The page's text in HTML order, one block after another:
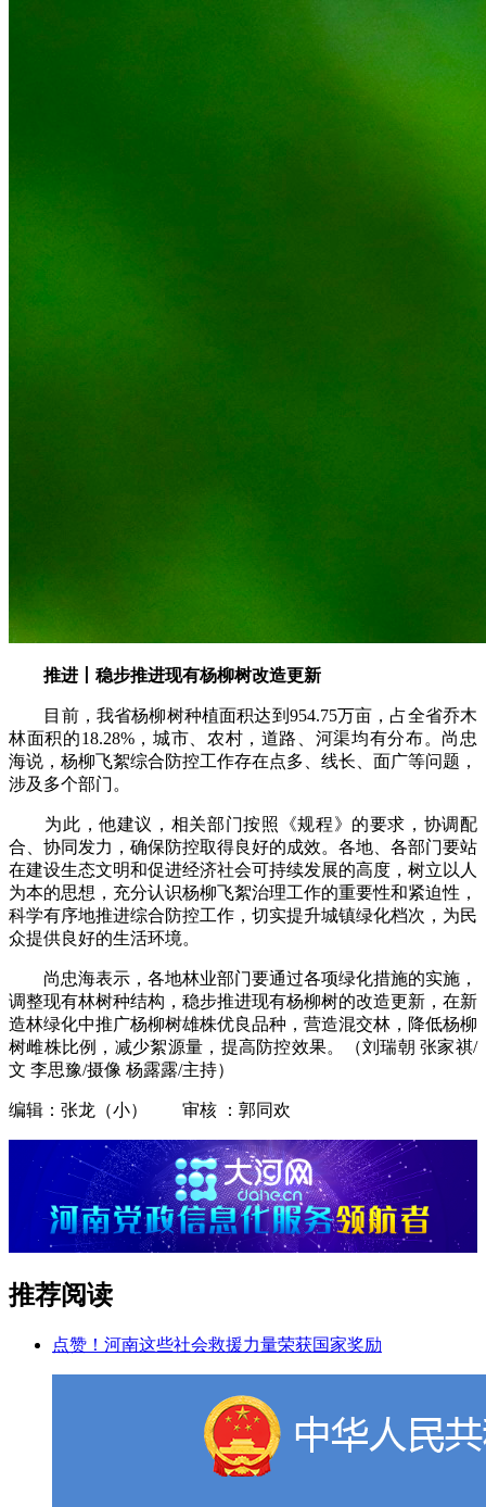
推进丨稳步推进现有杨柳树改造更新
目前，我省杨柳树种植面积达到954.75万亩，占全省乔木
林面积的18.28%，城市、农村，道路、河渠均有分布。尚忠
海说，杨柳飞絮综合防控工作存在点多、线长、面广等问题，
涉及多个部门。
为此，他建议，相关部门按照《规程》的要求，协调配
合、协同发力，确保防控取得良好的成效。各地、各部门要站
在建设生态文明和促进经济社会可持续发展的高度，树立以人
为本的思想，充分认识杨柳飞絮治理工作的重要性和紧迫性，
科学有序地推进综合防控工作，切实提升城镇绿化档次，为民
众提供良好的生活环境。
尚忠海表示，各地林业部门要通过各项绿化措施的实施，
调整现有林树种结构，稳步推进现有杨柳树的改造更新，在新
造林绿化中推广杨柳树雄株优良品种，营造混交林，降低杨柳
树雌株比例，减少絮源量，提高防控效果。（刘瑞朝 张家祺/
文 李思豫/摄像 杨露露/主持）
编辑：张龙（小） 审核 ：郭同欢
推荐阅读
点赞！河南这些社会救援力量荣获国家奖励